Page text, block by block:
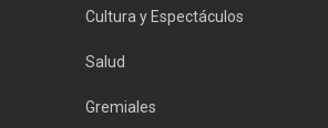
Cultura y Espectáculos
Salud
Gremiales